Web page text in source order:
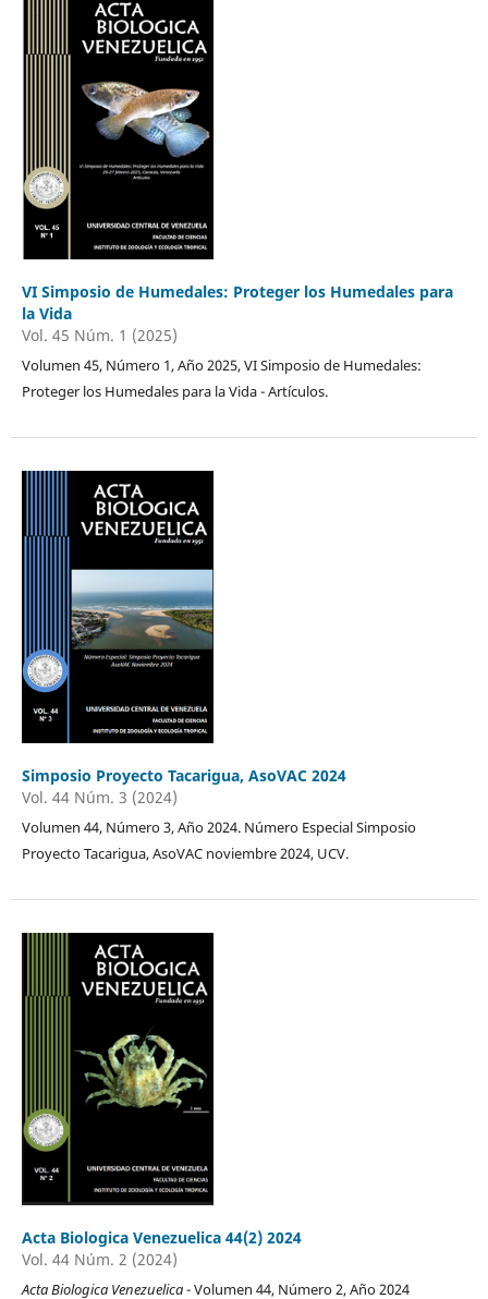
VI Simposio de Humedales: Proteger los Humedales para
la Vida
Vol. 45 Núm. 1 (2025)
Volumen 45, Número 1, Año 2025, VI Simposio de Humedales:
Proteger los Humedales para la Vida - Artículos.
Simposio Proyecto Tacarigua, AsoVAC 2024
Vol. 44 Núm. 3 (2024)
Volumen 44, Número 3, Año 2024. Número Especial Simposio
Proyecto Tacarigua, AsoVAC noviembre 2024, UCV.
Acta Biologica Venezuelica 44(2) 2024
Vol. 44 Núm. 2 (2024)
Acta Biologica Venezuelica- Volumen 44, Número 2, Año 2024